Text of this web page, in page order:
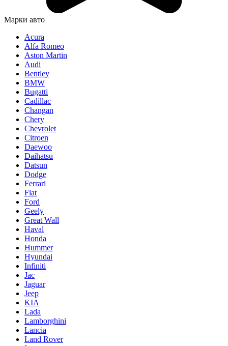
Марки авто
Acura
Alfa Romeo
Aston Martin
Audi
Bentley
BMW
Bugatti
Cadillac
Changan
Chery
Chevrolet
Citroen
Daewoo
Daihatsu
Datsun
Dodge
Ferrari
Fiat
Ford
Geely
Great Wall
Haval
Honda
Hummer
Hyundai
Infiniti
Jac
Jaguar
Jeep
KIA
Lada
Lamborghini
Lancia
Land Rover